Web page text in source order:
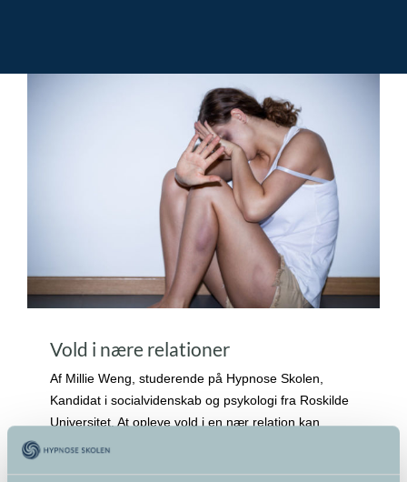
Vold i nære relationer
Af Millie Weng, studerende på Hypnose Skolen,
Kandidat i socialvidenskab og psykologi fra Roskilde
Universitet. At opleve vold i en nær relation kan